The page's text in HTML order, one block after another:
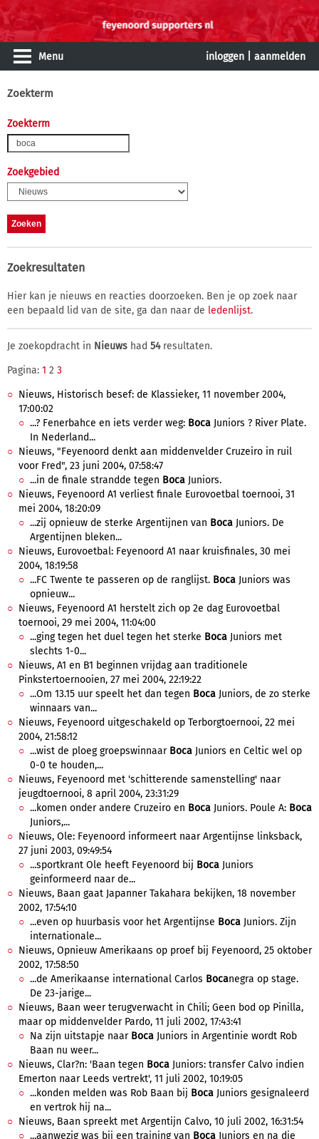
Menu inloggen aanmelden
Zoekterm
Zoekterm
Zoekgebied
Zoekresultaten
Hier kan je nieuws en reacties doorzoeken. Ben je op zoek naar
een bepaald lid van de site, ga dan naar de ledenlijst.
Je zoekopdracht in Nieuws had 54resultaten.
Pagina: 1 2 3
Nieuws, Historisch besef: de Klassieker, 11 november 2004,
17:00:02
...? Fenerbahce en iets verder weg: Boca Juniors ? River Plate.
In Nederland...
Nieuws, "Feyenoord denkt aan middenvelder Cruzeiro in ruil
voor Fred", 23 juni 2004, 07:58:47
...in de finale strandde tegen Boca Juniors.
Nieuws, Feyenoord A1 verliest finale Eurovoetbal toernooi, 31
mei 2004, 18:20:09
...zij opnieuw de sterke Argentijnen van Boca Juniors. De
Argentijnen bleken...
Nieuws, Eurovoetbal: Feyenoord A1 naar kruisfinales, 30 mei
2004, 18:19:58
...FC Twente te passeren op de ranglijst. Boca Juniors was
opnieuw...
Nieuws, Feyenoord A1 herstelt zich op 2e dag Eurovoetbal
toernooi, 29 mei 2004, 11:04:00
...ging tegen het duel tegen het sterke Boca Juniors met
slechts 1-0...
Nieuws, A1 en B1 beginnen vrijdag aan traditionele
Pinkstertoernooien, 27 mei 2004, 22:19:22
...Om 13.15 uur speelt het dan tegen Boca Juniors, de zo sterke
winnaars van...
Nieuws, Feyenoord uitgeschakeld op Terborgtoernooi, 22 mei
2004, 21:58:12
...wist de ploeg groepswinnaar Boca Juniors en Celtic wel op
0-0 te houden,...
Nieuws, Feyenoord met 'schitterende samenstelling' naar
jeugdtoernooi, 8 april 2004, 23:31:29
...komen onder andere Cruzeiro en Boca Juniors. Poule A: Boca
Juniors,...
Nieuws, Ole: Feyenoord informeert naar Argentijnse linksback,
27 juni 2003, 09:49:54
...sportkrant Ole heeft Feyenoord bij Boca Juniors
geinformeerd naar de...
Nieuws, Baan gaat Japanner Takahara bekijken, 18 november
2002, 17:54:10
...even op huurbasis voor het Argentijnse Boca Juniors. Zijn
internationale...
Nieuws, Opnieuw Amerikaans op proef bij Feyenoord, 25 oktober
2002, 17:58:50
...de Amerikaanse international Carlos Bocanegra op stage.
De 23-jarige...
Nieuws, Baan weer terugverwacht in Chili; Geen bod op Pinilla,
maar op middenvelder Pardo, 11 juli 2002, 17:43:41
Na zijn uitstapje naar Boca Juniors in Argentinie wordt Rob
Baan nu weer...
Nieuws, Clar?n: 'Baan tegen Boca Juniors: transfer Calvo indien
Emerton naar Leeds vertrekt', 11 juli 2002, 10:19:05
...konden melden was Rob Baan bij Boca Juniors gesignaleerd
en vertrok hij na...
Nieuws, Baan spreekt met Argentijn Calvo, 10 juli 2002, 16:31:54
...aanwezig was bij een training van Boca Juniors en na die